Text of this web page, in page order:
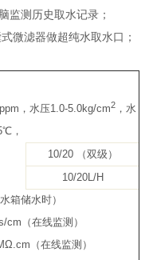
监测历史取水记录；
微滤器做超纯水取水口；
，水压1.0-5.0kg/cm2，水
，
10/20 （双级）
10/20L/H
箱储水时）
cm（在线监测）
（在线监测）